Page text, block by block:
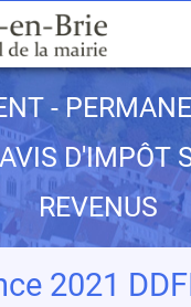
-
D'IMPÔT
REVENUS
2021